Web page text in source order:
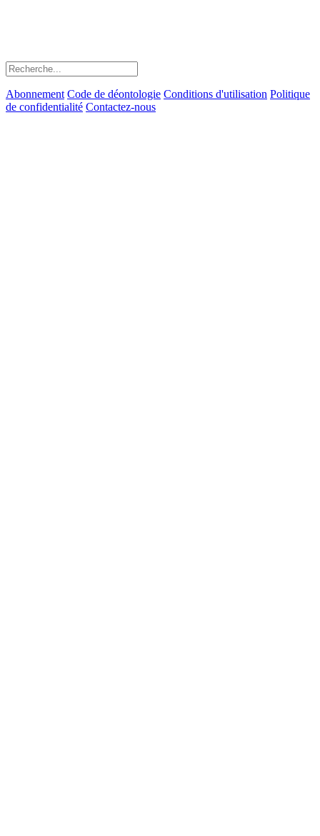
Abonnement Code de déontologie Conditions d'utilisation Politique
de confidentialité Contactez-nous